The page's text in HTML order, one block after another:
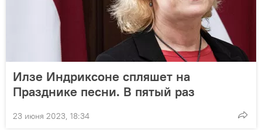
Илзе Индриксоне спляшет на
Празднике песни. В пятый раз
23 июня 2023, 18:34